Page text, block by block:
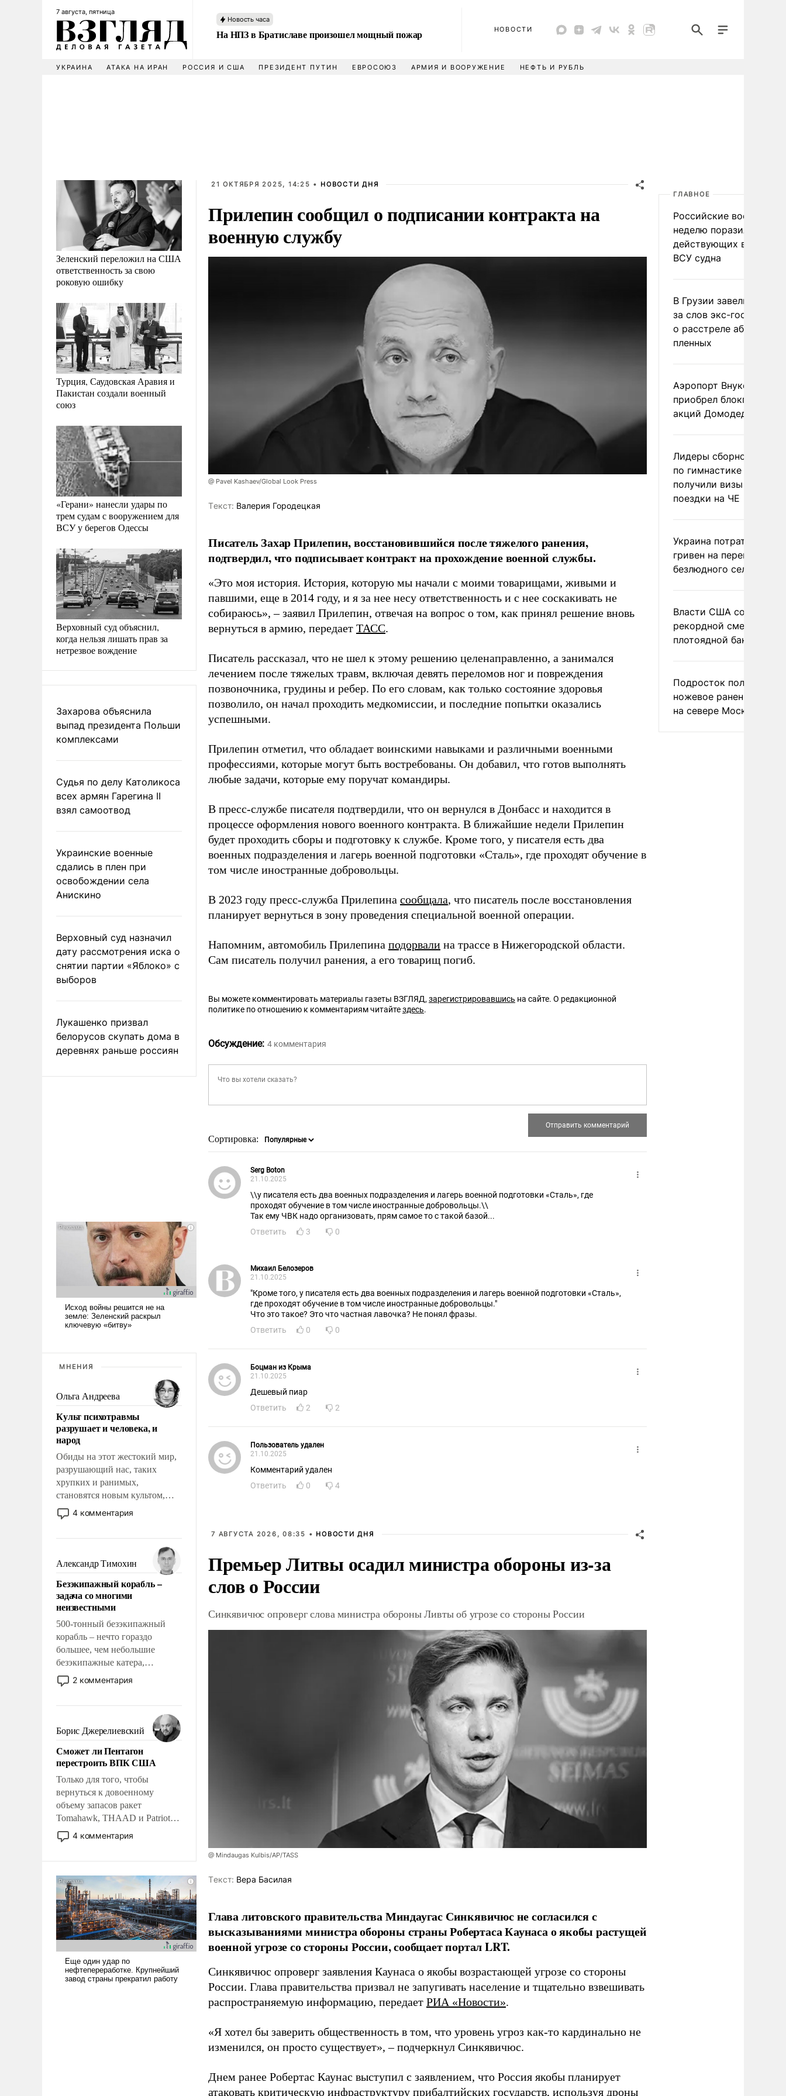
7 августа, пятница
Новость часа
На НПЗ в Братиславе произошел мощный пожар НОВОСТИ
УКРАИНА АТАКА НА ИРАН РОССИЯ И США ПРЕЗИДЕНТ ПУТИН ЕВРОСОЮЗ АРМИЯ И ВООРУЖЕНИЕ НЕФТЬ И РУБЛЬ
Зеленский переложил на США
ответственность за свою
роковую ошибку
Турция, Саудовская Аравия и
Пакистан создали военный
союз
«Герани» нанесли удары по
трем судам с вооружением для
ВСУ у берегов Одессы
Верховный суд объяснил,
когда нельзя лишать прав за
нетрезвое вождение
Захарова объяснила
выпад президента Польши
комплексами
Судья по делу Католикоса
всех армян Гарегина II
взял самоотвод
Украинские военные
сдались в плен при
освобождении села
Анискино
Верховный суд назначил
дату рассмотрения иска о
снятии партии «Яблоко» с
выборов
Лукашенко призвал
белорусов скупать дома в
деревнях раньше россиян
МНЕНИЯ
Ольга Андреева
Культ психотравмы
разрушает и человека, и
народ
Обиды на этот жестокий мир,
разрушающий нас, таких
хрупких и ранимых,
становятся новым культом,
постепенно вытесняя и
отменяя традиционное
мужественным и твердым под
ударами судьбы, брать на себя
ответственность, помогать
слабым, идти вперед и
адаптироваться.
4 комментария
Александр Тимохин
Безэкипажный корабль –
задача со многими
неизвестными
500-тонный безэкипажный
корабль – нечто гораздо
большее, чем небольшие
безэкипажные катера,
применение которых уже
стало обыденностью. Задача по
сложна и амбициозна. Однако
и ее реализация радикально
поднимет наши боевые
возможности.
2 комментария
Борис Джерелиевский
Сможет ли Пентагон
перестроить ВПК США
Только для того, чтобы
вернуться к довоенному
объему запасов ракет
Tomahawk, THAAD и Patriot
США потребуется более трех
лет. Даже небольшая война с
Сложившаяся ситуация
означает многолетний период
уязвимости США, например,
перед Китаем.
4 комментария
21 ОКТЯБРЯ 2025, 14:25 • НОВОСТИ ДНЯ
Прилепин сообщил о подписании контракта на
военную службу
@ Pavel Kashaev/Global Look Press
Tекст: Валерия Городецкая
Писатель Захар Прилепин, восстановившийся после тяжелого ранения,
подтвердил, что подписывает контракт на прохождение военной службы.
«Это моя история. История, которую мы начали с моими товарищами, живыми и
павшими, еще в 2014 году, и я за нее несу ответственность и с нее соскакивать не
собираюсь», – заявил Прилепин, отвечая на вопрос о том, как принял решение вновь
вернуться в армию, передает ТАСС.
Писатель рассказал, что не шел к этому решению целенаправленно, а занимался
лечением после тяжелых травм, включая девять переломов ног и повреждения
позвоночника, грудины и ребер. По его словам, как только состояние здоровья
позволило, он начал проходить медкомиссии, и последние попытки оказались
успешными.
Прилепин отметил, что обладает воинскими навыками и различными военными
профессиями, которые могут быть востребованы. Он добавил, что готов выполнять
любые задачи, которые ему поручат командиры.
В пресс-службе писателя подтвердили, что он вернулся в Донбасс и находится в
процессе оформления нового военного контракта. В ближайшие недели Прилепин
будет проходить сборы и подготовку к службе. Кроме того, у писателя есть два
военных подразделения и лагерь военной подготовки «Сталь», где проходят обучение в
том числе иностранные добровольцы.
В 2023 году пресс-служба Прилепина сообщала, что писатель после восстановления
планирует вернуться в зону проведения специальной военной операции.
Напомним, автомобиль Прилепина подорвали на трассе в Нижегородской области.
Сам писатель получил ранения, а его товарищ погиб.
Вы можете комментировать материалы газеты ВЗГЛЯД,зарегистрировавшись на сайте. О редакционной
политике по отношению к комментариям читайтездесь.
Обсуждение: 4 комментария
Сортировка:
Serg Boton
21.10.2025
\\у писателя есть два военных подразделения и лагерь военной подготовки «Сталь», где
проходят обучение в том числе иностранные добровольцы.\\
Так ему ЧВК надо организовать, прям самое то с такой базой...
Ответить
3 0
Михаил Белозеров
21.10.2025
"Кроме того, у писателя есть два военных подразделения и лагерь военной подготовки «Сталь»,
где проходят обучение в том числе иностранные добровольцы."
Что это такое? Это что частная лавочка? Не понял фразы.
Ответить
0 0
Боцман из Крыма
21.10.2025
Дешевый пиар
Ответить
2 2
Пользователь удален
21.10.2025
Комментарий удален
Ответить
0 4
7 АВГУСТА 2026, 08:35 • НОВОСТИ ДНЯ
Премьер Литвы осадил министра обороны из-за
слов о России
Синкявичюс опроверг слова министра обороны Ливты об угрозе со стороны России
@ Mindaugas Kulbis/AP/TASS
Tекст: Вера Басилая
Глава литовского правительства Миндаугас Синкявичюс не согласился с
высказываниями министра обороны страны Робертаса Каунаса о якобы растущей
военной угрозе со стороны России, сообщает портал LRT.
Синкявичюс опроверг заявления Каунаса о якобы возрастающей угрозе со стороны
России. Глава правительства призвал не запугивать население и тщательно взвешивать
распространяемую информацию, передает РИА «Новости».
«Я хотел бы заверить общественность в том, что уровень угроз как-то кардинально не
изменился, он просто существует», – подчеркнул Синкявичюс.
Днем ранее Робертас Каунас выступил с заявлением, что Россия якобы планирует
атаковать критическую инфраструктуру прибалтийских государств, используя дроны
ГЛАВНОЕ
Российские военные за
неделю поразили 34
действующих в
ВСУ судна
В Грузии завели дело
за слов экс-
о расстреле абхазских
пленных
Аэропорт Внуково
приобрел блокпакет
акций Домодедово
Лидеры сборной
по гимнастике не
получили визы для
поездки на ЧЕ
Украина потратила 1
гривен на
безлюдного села
Власти США сообщили
рекордной смертности
плотоядной бактерии
Подросток получил
ножевое ранение в
на севере Москвы